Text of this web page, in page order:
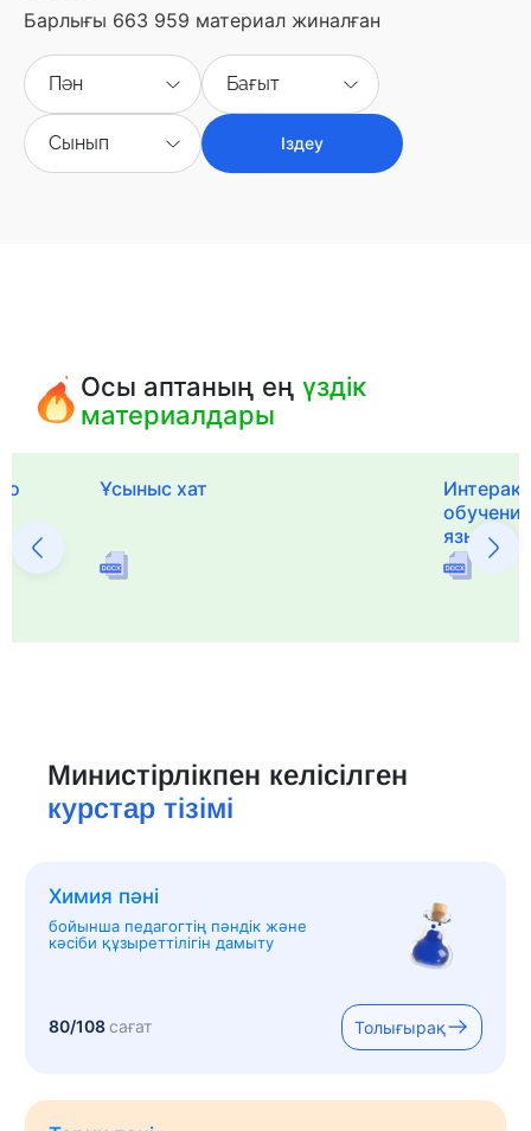
Барлығы 663 959 материал жиналған
Пән Бағыт
Сынып Іздеу
Осы аптаның еңүздік
материалдары
Ұсыныс хат
языка и
Министірлікпен келісілген
курстар тізімі
Химия пәні
бойынша педагогтің пәндік және
кәсіби құзыреттілігін дамыту
80/108сағат Толығырақ